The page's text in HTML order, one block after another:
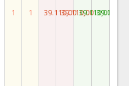
1 1 39.110,0039.110,0039.110,00